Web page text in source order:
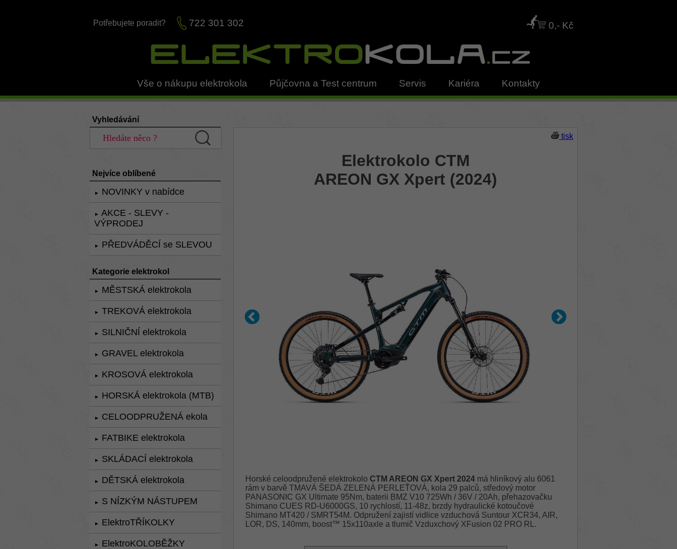
Potřebujete poradit? 722 301 302 0,- Kč
Vše o nákupu elektrokola Půjčovna a Test centrum Servis Kariéra Kontakty
Vyhledávání
Nejvíce oblíbené
► NOVINKY v nabídce
►
AKCE - SLEVY -
VÝPRODEJ
► PŘEDVÁDĚCÍ se SLEVOU
Kategorie elektrokol
► MĚSTSKÁ elektrokola
► TREKOVÁ elektrokola
► SILNIČNÍ elektrokola
► GRAVEL elektrokola
► KROSOVÁ elektrokola
► HORSKÁ elektrokola (MTB)
► CELOODPRUŽENÁ ekola
► FATBIKE elektrokola
► SKLÁDACÍ elektrokola
► DĚTSKÁ elektrokola
► S NÍZKÝM NÁSTUPEM
► ElektroTŘÍKOLKY
► ElektroKOLOBĚŽKY
tisk
Elektrokolo CTM
AREON GX Xpert (2024)
Horské celoodpružené elektrokolo CTM AREON GX Xpert 2024má hliníkový alu 6061
rám v barvě TMAVÁ ŠEDÁ ZELENÁ PERLEŤOVÁ, kola 29 palců, středový motor
PANASONIC GX Ultimate 95Nm, baterii BMZ V10 725Wh / 36V / 20Ah, přehazovačku
Shimano CUES RD-U6000GS, 10 rychlostí, 11-48z, brzdy hydraulické kotoučové
Shimano MT420 / SMRT54M. Odpružení zajistí vidlice vzduchová Suntour XCR34, AIR,
LOR, DS, 140mm, boost™ 15x110axle a tlumič Vzduxchový XFusion 02 PRO RL.